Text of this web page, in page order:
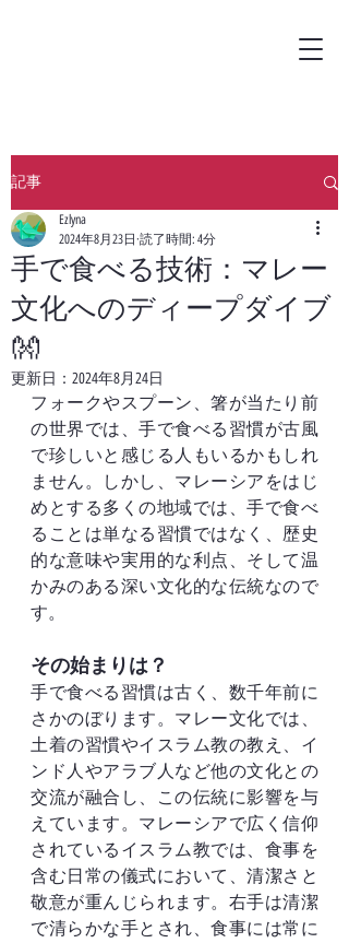
記事
手で食べる技術：マレー
文化へのディープダイブ
👐
Ezlyna
2024年8月23日 読了時間: 4分
更新日： 2024年8月24日
フォークやスプーン、箸が当たり前
の世界では、手で食べる習慣が古風
で珍しいと感じる人もいるかもしれ
ません。しかし、マレーシアをはじ
めとする多くの地域では、手で食べ
ることは単なる習慣ではなく、歴史
的な意味や実用的な利点、そして温
かみのある深い文化的な伝統なので
す。
その始まりは？
手で食べる習慣は古く、数千年前に
さかのぼります。マレー文化では、
土着の習慣やイスラム教の教え、イ
ンド人やアラブ人など他の文化との
交流が融合し、この伝統に影響を与
えています。マレーシアで広く信仰
されているイスラム教では、食事を
含む日常の儀式において、清潔さと
敬意が重んじられます。右手は清潔
で清らかな手とされ、食事には常に